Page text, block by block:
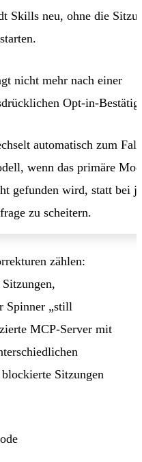
Skills neu, ohne die
nicht mehr nach einer
Opt-in-
automatisch zum
wenn das primäre
gefunden wird, statt bei
zu scheitern.
zählen:
Spinner „still
MCP-Server mit
Sitzungen